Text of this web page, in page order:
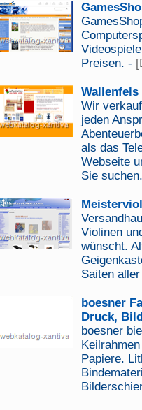
Preisen. -
Wir
jeden
als das
Webseite
Sie
Violinen
wünscht.
Saiten
boesner
Druck,
boesner
Papiere.